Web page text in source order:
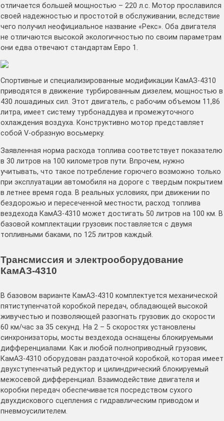
отличается большей мощностью – 220 л.с. Мотор прославился
своей надежностью и простотой в обслуживании, вследствие
чего получил неофициальное название «Рекс». Оба двигателя
не отличаются высокой экологичностью по своим параметрам
они едва отвечают стандартам Евро 1.
Спортивные и специализированные модификации КамАЗ-4310
приводятся в движение турбированным дизелем, мощностью в
430 лошадиных сил. Этот двигатель, с рабочим объемом 11,86
литра, имеет систему турбонаддува и промежуточного
охлаждения воздуха. Конструктивно мотор представляет
собой V-образную восьмерку.
Заявленная норма расхода топлива соответствует показателю
в 30 литров на 100 километров пути. Впрочем, нужно
учитывать, что такое потребление горючего возможно только
при эксплуатации автомобиля на дороге с твердым покрытием
в летнее время года. В реальных условиях, при движении по
бездорожью и пересеченной местности, расход топлива
вездехода КамАЗ-4310 может достигать 50 литров на 100 км. В
базовой комплектации грузовик поставляется с двумя
топливными баками, по 125 литров каждый.
Трансмиссия и электрооборудование
КамАЗ-4310
В базовом варианте КамАЗ-4310 комплектуется механической
пятиступенчатой коробкой передач, обладающей высокой
живучестью и позволяющей разогнать грузовик до скорости
60 км/час за 35 секунд. На 2 – 5 скоростях установлены
синхронизаторы, мосты вездехода оснащены блокируемыми
дифференциалами. Как и любой полноприводный грузовик,
КамАЗ-4310 оборудован раздаточной коробкой, которая имеет
двухступенчатый редуктор и цилиндрический блокируемый
межосевой дифференциал. Взаимодействие двигателя и
коробки передач обеспечивается посредством сухого
двухдискового сцепления с гидравлическим приводом и
пневмоусилителем.